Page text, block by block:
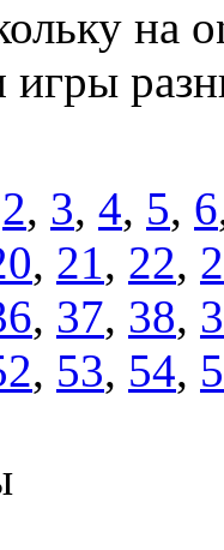
на
игры
2, 3, 4, 5, 6
, 21, 22,
, 37, 38,
, 53, 54,